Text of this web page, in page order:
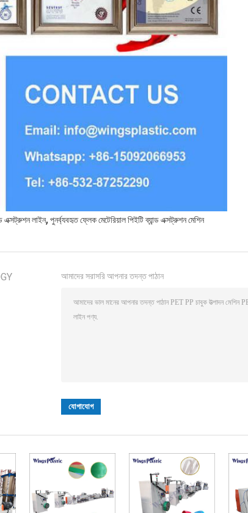
এক্সট্রুশন লাইন, পুনর্ব্যবহৃত ফ্লেক মেটেরিয়াল পিইটি ব্যান্ড এক্সট্রুশন মেশিন
আমাদের সরাসরি আপনার তদন্ত পাঠান